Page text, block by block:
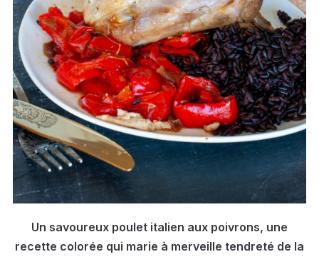
Un savoureux poulet italien aux poivrons, une
recette colorée qui marie à merveille tendreté de la